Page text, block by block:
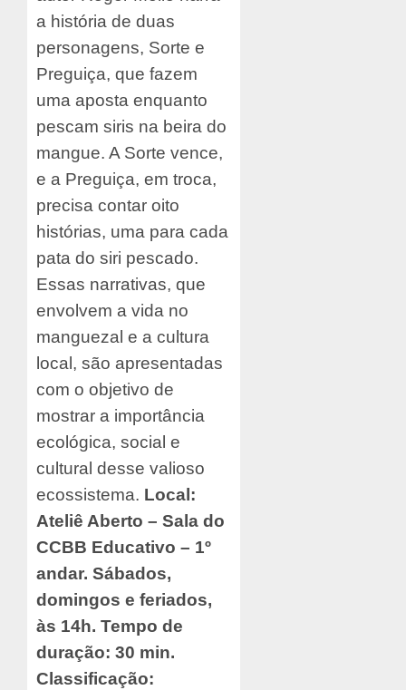
a história de duas
personagens, Sorte e
Preguiça, que fazem
uma aposta enquanto
pescam siris na beira do
mangue. A Sorte vence,
e a Preguiça, em troca,
precisa contar oito
histórias, uma para cada
pata do siri pescado.
Essas narrativas, que
envolvem a vida no
manguezal e a cultura
local, são apresentadas
com o objetivo de
mostrar a importância
ecológica, social e
cultural desse valioso
ecossistema. Local:
Ateliê Aberto – Sala do
CCBB Educativo – 1º
andar. Sábados,
domingos e feriados,
às 14h. Tempo de
duração: 30 min.
Classificação: